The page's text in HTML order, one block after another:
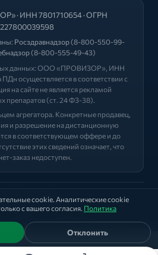
cookie. Аналитические cookie
с вашего согласия. Политика
Отклонить
· ИНН 7801710654 · ОГРН
Росздравнадзор(8-800-550-99-
(8-800-555-49-43)
данных: ООО «ПРОВИЗОР», ИНН
осуществляется в соответствии с
на сайте не является рекламой
препаратов (ст. 24 ФЗ-38).
агрегатора. Конкретные продавец,
и разрешение на дистанционную
в соответствующем оффере и до
этих сведений означает, что
заказ недоступен.
© "ФАРМА+"
| Оферта | Лицензии